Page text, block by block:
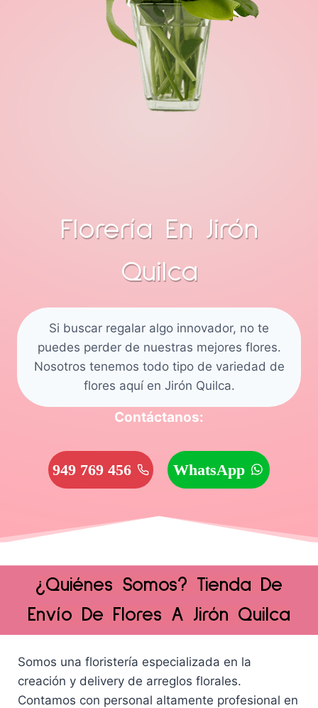
Florería En Jirón
Quilca
Si buscar regalar algo innovador, no te
puedes perder de nuestras mejores flores.
Nosotros tenemos todo tipo de variedad de
flores aquí en Jirón Quilca.
Contáctanos:
949 769 456 WhatsApp
¿Quiénes Somos? Tienda De
Envío De Flores A Jirón Quilca
Somos una floristería especializada en la
creación y delivery de arreglos florales.
Contamos con personal altamente profesional en